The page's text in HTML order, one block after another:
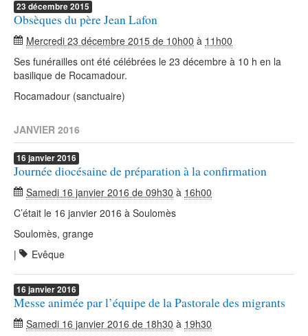
23 décembre2015
Obsèques du père Jean Lafon
Mercredi 23 décembre 2015 de 10h00 à 11h00
Ses funérailles ont été célébrées le 23 décembre à 10 h en la
basilique de Rocamadour.
Rocamadour (sanctuaire)
JANVIER 2016
16 janvier2016
Journée diocésaine de préparation à la confirmation
Samedi 16 janvier 2016 de 09h30 à 16h00
C’était le 16 janvier 2016 à Soulomès
Soulomès, grange
|
Evêque
16 janvier2016
Messe animée par l’équipe de la Pastorale des migrants
Samedi 16 janvier 2016 de 18h30 à 19h30